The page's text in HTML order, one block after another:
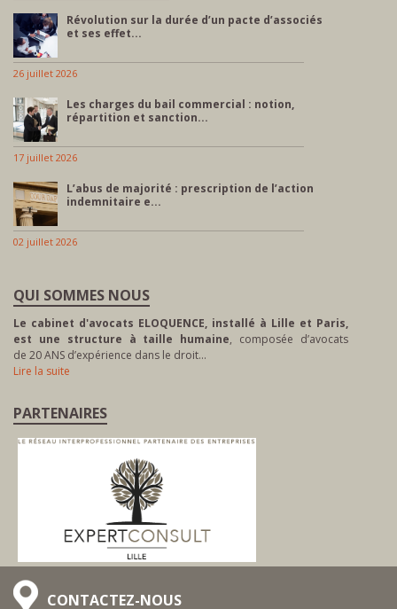
Révolution sur la durée d’un pacte d’associés
et ses effet...
26 juillet 2026
Les charges du bail commercial : notion,
répartition et sanction...
17 juillet 2026
L’abus de majorité : prescription de l’action
indemnitaire e...
02 juillet 2026
QUI SOMMES NOUS
Le cabinet d'avocats ELOQUENCE, installé à Lille et Paris,
est une structure à taille humaine, composée d’avocats
de 20 ANS d’expérience dans le droit…
Lire la suite
PARTENAIRES
CONTACTEZ-NOUS